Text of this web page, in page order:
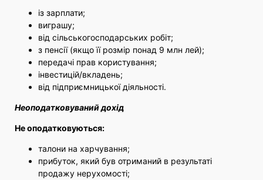
із зарплати;
виграшу;
від сільськогосподарських робіт;
з пенсії (якщо її розмір понад 9 млн лей);
передачі прав користування;
інвестицій/вкладень;
від підприємницької діяльності.
Неоподатковуваний дохід
Не оподатковуються:
талони на харчування;
прибуток, який був отриманий в результаті
продажу нерухомості;